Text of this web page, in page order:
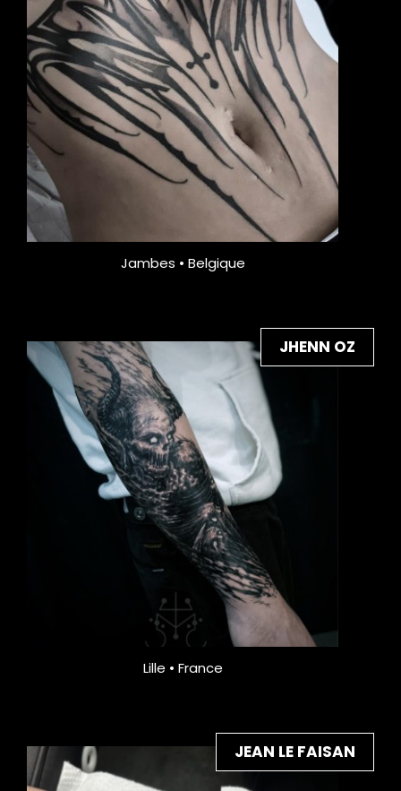
Jambes • Belgique
JHENN OZ
Lille • France
JEAN LE FAISAN